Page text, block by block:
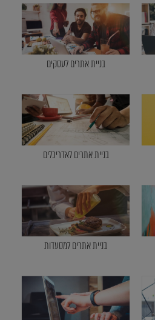
בניית אתרים לעסקים
בניית אתרים לאדריכלים
בניית אתרים למסעדות